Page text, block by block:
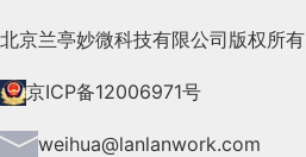
2021年8月(147)
2021年7月(149)
2021年6月(157)
北京兰亭妙微科技有限公司版权所有
京ICP备12006971号
weihua@lanlanwork.com